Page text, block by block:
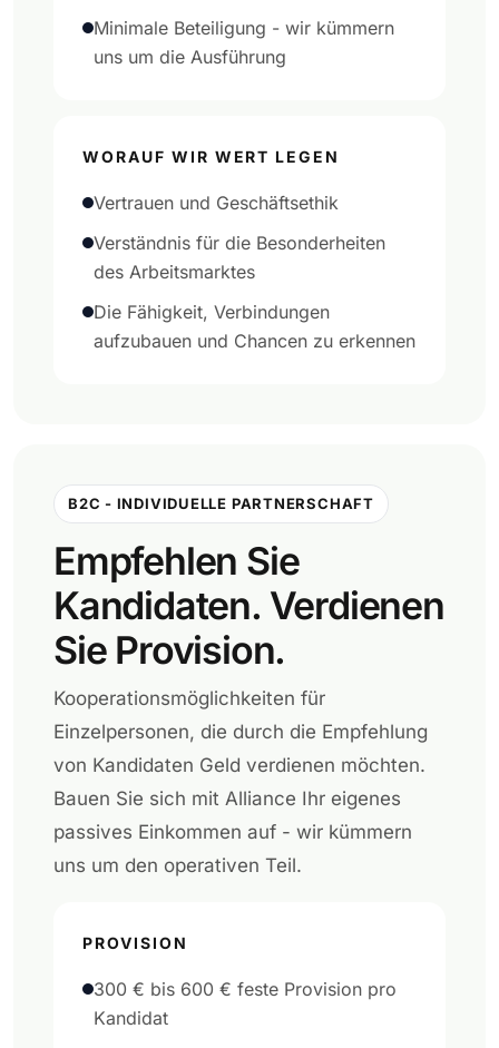
Minimale Beteiligung - wir kümmern
uns um die Ausführung
WORAUF WIR WERT LEGEN
Vertrauen und Geschäftsethik
Verständnis für die Besonderheiten
des Arbeitsmarktes
Die Fähigkeit, Verbindungen
aufzubauen und Chancen zu erkennen
B2C - INDIVIDUELLE PARTNERSCHAFT
Empfehlen Sie
Kandidaten. Verdienen
Sie Provision.
Kooperationsmöglichkeiten für
Einzelpersonen, die durch die Empfehlung
von Kandidaten Geld verdienen möchten.
Bauen Sie sich mit Alliance Ihr eigenes
passives Einkommen auf - wir kümmern
uns um den operativen Teil.
PROVISION
300 € bis 600 € feste Provision pro
Kandidat